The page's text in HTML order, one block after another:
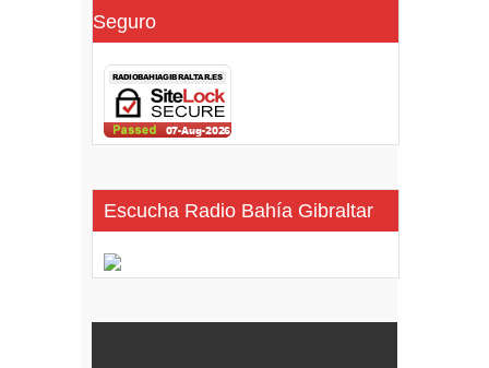
Seguro
Escucha Radio Bahía Gibraltar